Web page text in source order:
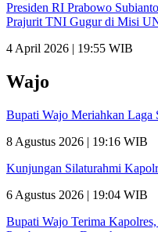
Presiden RI Prabowo
Prajurit TNI Gugur di Misi
4 April 2026 | 19:55 WIB
Wajo
Bupati Wajo Meriahkan
8 Agustus 2026 | 19:16 WIB
Kunjungan Silaturahmi
6 Agustus 2026 | 19:04 WIB
Bupati Wajo Terima